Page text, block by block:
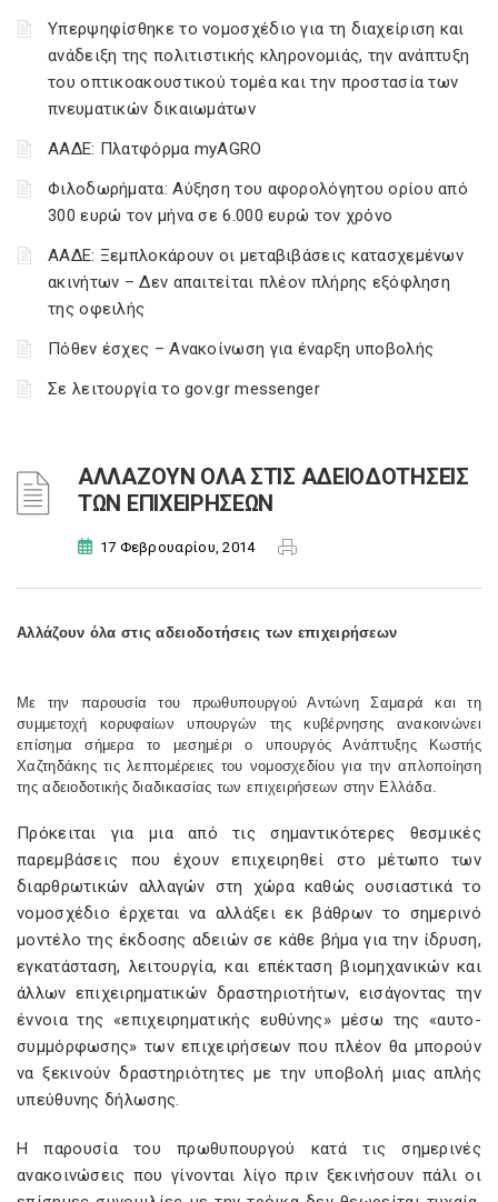
Υπερψηφίσθηκε το νομοσχέδιο για τη διαχείριση και
ανάδειξη της πολιτιστικής κληρονομιάς, την ανάπτυξη
του οπτικοακουστικού τομέα και την προστασία των
πνευματικών δικαιωμάτων
ΑΑΔΕ: Πλατφόρμα myAGRO
Φιλοδωρήματα: Αύξηση του αφορολόγητου ορίου από
300 ευρώ τον μήνα σε 6.000 ευρώ τον χρόνο
ΑΑΔΕ: Ξεμπλοκάρουν οι μεταβιβάσεις κατασχεμένων
ακινήτων – Δεν απαιτείται πλέον πλήρης εξόφληση
της οφειλής
Πόθεν έσχες – Ανακοίνωση για έναρξη υποβολής
Σε λειτουργία το gov.gr messenger
ΑΛΛΑΖΟΥΝ ΟΛΑ ΣΤΙΣ ΑΔΕΙΟΔΟΤΗΣΕΙΣ
ΤΩΝ ΕΠΙΧΕΙΡΗΣΕΩΝ
17 Φεβρουαρίου, 2014
Αλλάζουν όλα στις αδειοδοτήσεις των επιχειρήσεων
Με την παρουσία του πρωθυπουργού Αντώνη Σαμαρά και τη
συμμετοχή κορυφαίων υπουργών της κυβέρνησης ανακοινώνει
επίσημα σήμερα το μεσημέρι ο υπουργός Ανάπτυξης Κωστής
Χαζτηδάκης τις λεπτομέρειες του νομοσχεδίου για την απλοποίηση
της αδειοδοτικής διαδικασίας των επιχειρήσεων στην Ελλάδα.
Πρόκειται για μια από τις σημαντικότερες θεσμικές
παρεμβάσεις που έχουν επιχειρηθεί στο μέτωπο των
διαρθρωτικών αλλαγών στη χώρα καθώς ουσιαστικά το
νομοσχέδιο έρχεται να αλλάξει εκ βάθρων το σημερινό
μοντέλο της έκδοσης αδειών σε κάθε βήμα για την ίδρυση,
εγκατάσταση, λειτουργία, και επέκταση βιομηχανικών και
άλλων επιχειρηματικών δραστηριοτήτων, εισάγοντας την
έννοια της «επιχειρηματικής ευθύνης» μέσω της «αυτο-
συμμόρφωσης» των επιχειρήσεων που πλέον θα μπορούν
να ξεκινούν δραστηριότητες με την υποβολή μιας απλής
υπεύθυνης δήλωσης.
Η παρουσία του πρωθυπουργού κατά τις σημερινές
ανακοινώσεις που γίνονται λίγο πριν ξεκινήσουν πάλι οι